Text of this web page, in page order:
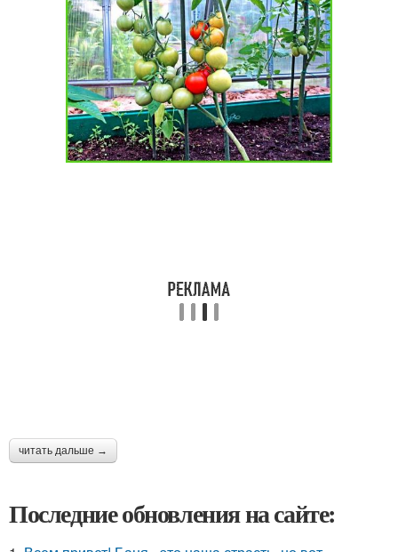
читать дальше →
Последние обновления на сайте: